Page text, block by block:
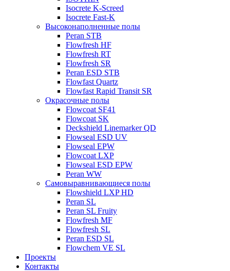
Isocrete K-Screed
Isocrete Fast-K
Высоконаполненные полы
Peran STB
Flowfresh HF
Flowfresh RT
Flowfresh SR
Peran ESD STB
Flowfast Quartz
Flowfast Rapid Transit SR
Окрасочные полы
Flowcoat SF41
Flowcoat SK
Deckshield Linemarker QD
Flowseal ESD UV
Flowseal EPW
Flowcoat LXP
Flowseal ESD EPW
Peran WW
Самовыравнивающиеся полы
Flowshield LXP HD
Peran SL
Peran SL Fruity
Flowfresh MF
Flowfresh SL
Peran ESD SL
Flowchem VE SL
Проекты
Контакты